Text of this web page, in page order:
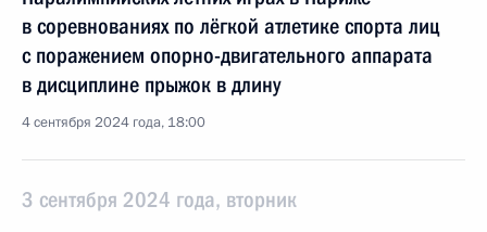
в соревнованиях по лёгкой атлетике спорта лиц
с поражением опорно-двигательного аппарата
в дисциплине прыжок в длину
4 сентября 2024 года, 18:00
3 сентября 2024 года, вторник